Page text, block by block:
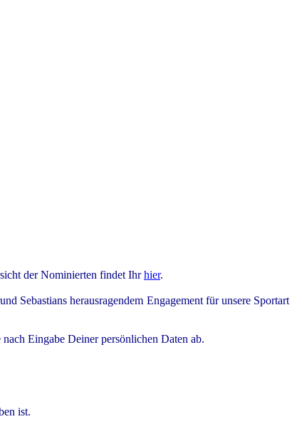
der Nominierten findet Ihrhier.
Sebastians herausragendem Engagement für unsere Sportart
Eingabe Deiner persönlichen Daten ab.
ist.